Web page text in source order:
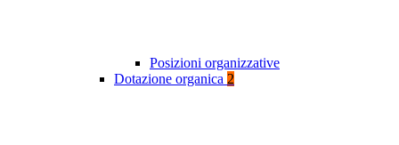
Posizioni organizzative
Dotazione organica 2